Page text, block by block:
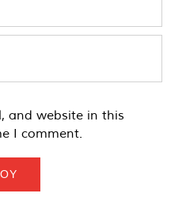
and website in this
I comment.